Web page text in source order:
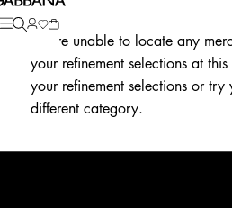
We're unable to locate any
your refinement selections at
your refinement selections or try
different category.